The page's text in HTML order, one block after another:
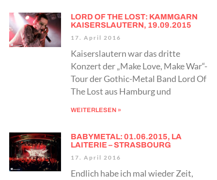
LORD OF THE LOST: KAMMGARN
KAISERSLAUTERN, 19.09.2015
17. April 2016
Kaiserslautern war das dritte
Konzert der „Make Love, Make War“-
Tour der Gothic-Metal Band Lord Of
The Lost aus Hamburg und
WEITERLESEN »
BABYMETAL: 01.06.2015, LA
LAITERIE – STRASBOURG
17. April 2016
Endlich habe ich mal wieder Zeit,